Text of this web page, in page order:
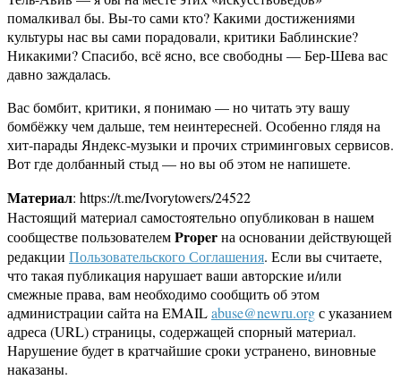
помалкивал бы. Вы-то сами кто? Какими достижениями
культуры нас вы сами порадовали, критики Баблинские?
Никакими? Спасибо, всё ясно, все свободны — Бер-Шева вас
давно заждалась.
Вас бомбит, критики, я понимаю — но читать эту вашу
бомбёжку чем дальше, тем неинтересней. Особенно глядя на
хит-парады Яндекс-музыки и прочих стриминговых сервисов.
Вот где долбанный стыд — но вы об этом не напишете.
Материал: https://t.me/Ivorytowers/24522
Настоящий материал самостоятельно опубликован в нашем
сообществе пользователемProperна основании действующей
редакции Пользовательского Соглашения. Если вы считаете,
что такая публикация нарушает ваши авторские и/или
смежные права, вам необходимо сообщить об этом
администрации сайта на EMAILabuse@newru.orgс указанием
адреса (URL) страницы, содержащей спорный материал.
Нарушение будет в кратчайшие сроки устранено, виновные
наказаны.